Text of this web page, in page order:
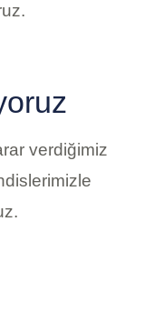
verdiğimiz